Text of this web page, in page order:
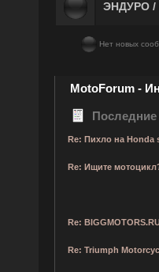
ЭНДУРО /
Нет новых
MotoForum -
Re: Пихло на Honda
Re: Ищите
Re:
Re: Triumph